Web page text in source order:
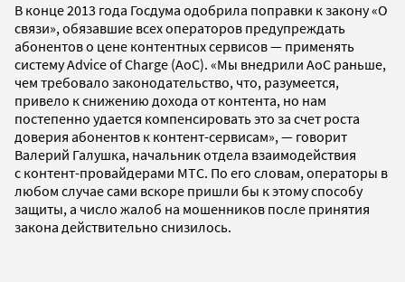
В конце 2013 года Госдума одобрила поправки к закону «О
связи», обязавшие всех операторов предупреждать
абонентов о цене контентных сервисов — применять
систему Advice of Charge (AoC). «Мы внедрили AoC раньше,
чем требовало законодательство, что, разумеется,
привело к снижению дохода от контента, но нам
постепенно удается компенсировать это за счет роста
доверия абонентов к контент-сервисам», — говорит
Валерий Галушка, начальник отдела взаимодействия
с контент-провайдерами МТС. По его словам, операторы в
любом случае сами вскоре пришли бы к этому способу
защиты, а число жалоб на мошенников после принятия
закона действительно снизилось.